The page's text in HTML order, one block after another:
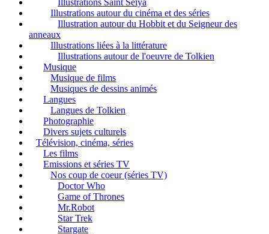
Illustrations autour du cinéma et des séries
Illustration autour du Hobbit et du Seigneur des
anneaux
Illustrations liées à la littérature
Illustrations autour de l'oeuvre de Tolkien
Musique
Musique de films
Musiques de dessins animés
Langues
Langues de Tolkien
Photographie
Divers sujets culturels
Télévision, cinéma, séries
Les films
Emissions et séries TV
Nos coup de coeur (séries TV)
Doctor Who
Game of Thrones
Mr.Robot
Star Trek
Stargate